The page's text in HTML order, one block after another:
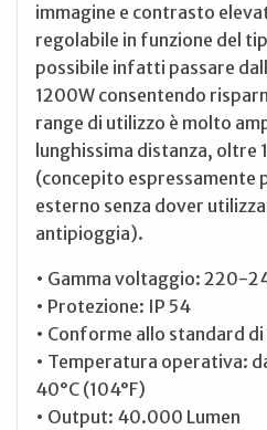
immagine e contrasto
regolabile in funzione del
possibile infatti passare
1200W consentendo
range di utilizzo è molto
lunghissima distanza, oltre
(concepito espressamente
esterno senza dover
antipioggia).
• Gamma voltaggio: 220-
• Protezione: IP 54
• Conforme allo standard di
• Temperatura operativa:
40°C (104°F)
• Output: 40.000 Lumen